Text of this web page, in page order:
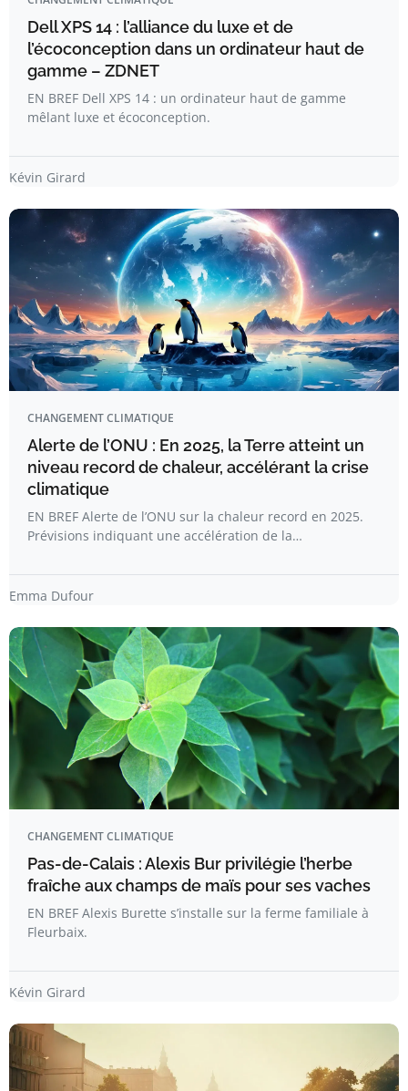
Dell XPS 14 : l’alliance du luxe et de
l’écoconception dans un ordinateur haut de
gamme – ZDNET
EN BREF Dell XPS 14 : un ordinateur haut de gamme
mêlant luxe et écoconception.
Kévin Girard
CHANGEMENT CLIMATIQUE
Alerte de l’ONU : En 2025, la Terre atteint un
niveau record de chaleur, accélérant la crise
climatique
EN BREF Alerte de l’ONU sur la chaleur record en 2025.
Prévisions indiquant une accélération de la…
Emma Dufour
CHANGEMENT CLIMATIQUE
Pas-de-Calais : Alexis Bur privilégie l’herbe
fraîche aux champs de maïs pour ses vaches
EN BREF Alexis Burette s’installe sur la ferme familiale à
Fleurbaix.
Kévin Girard